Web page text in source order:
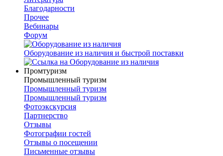
Благодарности
Прочее
Вебинары
Форум
Оборудование из наличия и быстрой поставки
Промтуризм
Промышленный туризм
Промышленный туризм
Промышленный туризм
Фотоэкскурсия
Партнерство
Отзывы
Фотографии гостей
Отзывы о посещении
Письменные отзывы